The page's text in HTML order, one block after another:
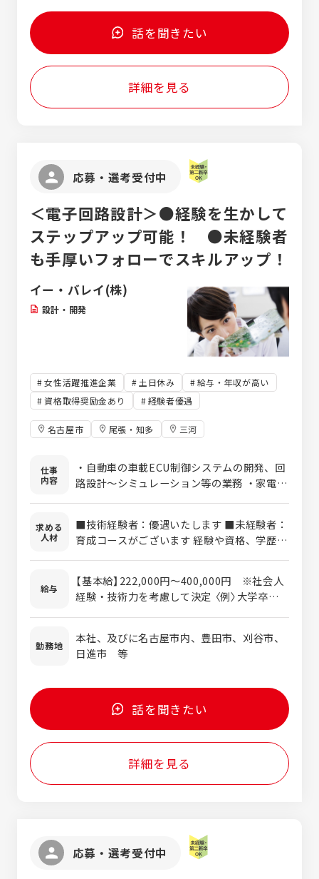
す。 ↓ ●半年目～3年目● 身についた基礎を
もとに、先輩の案件を引き継ぎます。 いきな
りすべての業務をお任せするのではなく、先
輩の指導のもと担当をするため、学んだスキ
ルを現場で活かしつつ、不安点や疑問点を先
輩に質問しながら知識の定着や現場での実践
を行えます。 ↓ ●3年目～● 現場での実践経
548万円/施工管理/中途入社3年目/37歳（月給
33万円＋賞与2回+各種手当） ◇試用期間◇ 3
ら徒歩10分 ◇直行直帰OK ◇業務範囲は、主
に愛知・岐阜・三重・静岡西部
話を聞きたい
詳細を見る
応募・選考受付中
＜電子回路設計＞●経験を生かして
ステップアップ可能！ ●未経験者
も手厚いフォローでスキルアップ！
イー・バレイ(株)
設計・開発
女性活躍推進企業 土日休み
給与・年収が高い
資格取得奨励金あり
経験者優遇
名古屋市 尾張・知多 三河
仕事
内容
・自動車の車載ECU制御システムの開発、回
路設計～シミュレーション等の業務 ・家電製
価 及び付随業務と補助 ・オリジナル制御
基板等、自社製品開発業務 【開発環境】
AltiumDesigner、Quadcept、
Protel99SE、OrCAD、ISE 等
求める
人材
■技術経験者：優遇いたします ■未経験者：
育成コースがございます 経験や資格、学歴
極的に採用しています。 ポイントとしては、
積極性、協調性、コミュニケーション能力等
の人柄を重視しています。
給与
【基本給】222,000円～400,000円 ※社会人
経験・技術力を考慮して決定 〈例〉大学卒：
方も歓迎！
勤務地
本社、及びに名古屋市内、豊田市、刈谷市、
日進市 等
話を聞きたい
詳細を見る
応募・選考受付中